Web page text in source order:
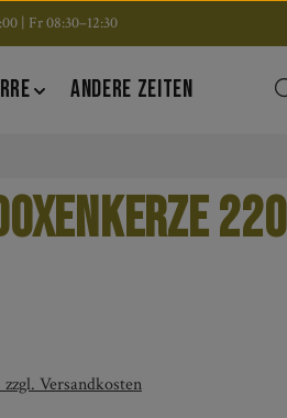
| Fr 08:30–12:30
ANDERE ZEITEN
Versandkosten